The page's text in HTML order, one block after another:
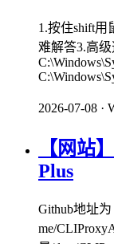
1.按住shift用
难解答3.高
2026-07-08 ·
【网站
Plus
Github地址为
me/